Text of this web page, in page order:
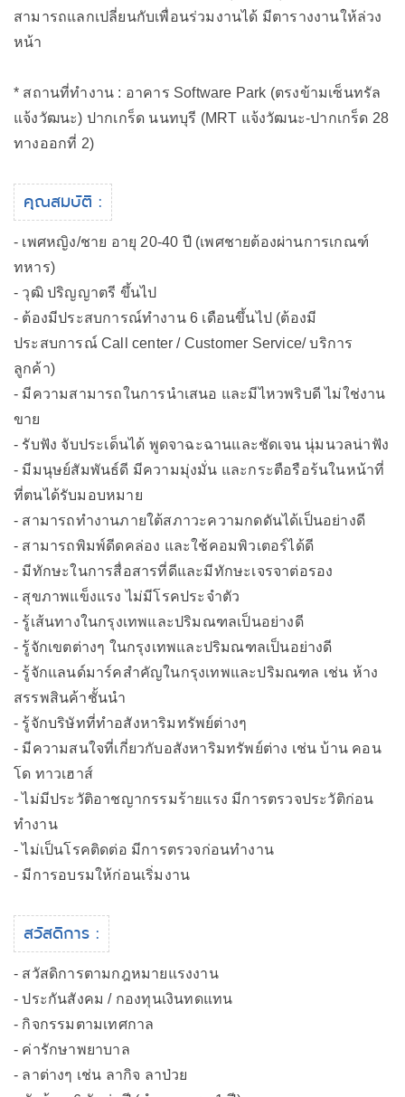
สามารถแลกเปลี่ยนกับเพื่อนร่วมงานได้ มีตารางงานให้ล่วง
หน้า
* สถานที่ทำงาน : อาคาร Software Park (ตรงข้ามเซ็นทรัล
แจ้งวัฒนะ) ปากเกร็ด นนทบุรี (MRT แจ้งวัฒนะ-ปากเกร็ด 28
ทางออกที่ 2)
คุณสมบัติ :
- เพศหญิง/ชาย อายุ 20-40 ปี (เพศชายต้องผ่านการเกณฑ์
ทหาร)
- วุฒิ ปริญญาตรี ขึ้นไป
- ต้องมีประสบการณ์ทำงาน 6 เดือนขึ้นไป (ต้องมี
ประสบการณ์ Call center / Customer Service/ บริการ
ลูกค้า)
- มีความสามารถในการนำเสนอ และมีไหวพริบดี ไม่ใช่งาน
ขาย
- รับฟัง จับประเด็นได้ พูดจาฉะฉานและชัดเจน นุ่มนวลน่าฟัง
- มีมนุษย์สัมพันธ์ดี มีความมุ่งมั่น และกระตือรือร้นในหน้าที่
ที่ตนได้รับมอบหมาย
- สามารถทำงานภายใต้สภาวะความกดดันได้เป็นอย่างดี
- สามารถพิมพ์ดีดคล่อง และใช้คอมพิวเตอร์ได้ดี
- มีทักษะในการสื่อสารที่ดีและมีทักษะเจรจาต่อรอง
- สุขภาพแข็งแรง ไม่มีโรคประจำตัว
- รู้เส้นทางในกรุงเทพและปริมณฑลเป็นอย่างดี
- รู้จักเขตต่างๆ ในกรุงเทพและปริมณฑลเป็นอย่างดี
- รู้จักแลนด์มาร์คสำคัญในกรุงเทพและปริมณฑล เช่น ห้าง
สรรพสินค้าชั้นนำ
- รู้จักบริษัทที่ทำอสังหาริมทรัพย์ต่างๆ
- มีความสนใจที่เกี่ยวกับอสังหาริมทรัพย์ต่าง เช่น บ้าน คอน
โด ทาวเฮาส์
- ไม่มีประวัติอาชญากรรมร้ายแรง มีการตรวจประวัติก่อน
ทำงาน
- ไม่เป็นโรคติดต่อ มีการตรวจก่อนทำงาน
- มีการอบรมให้ก่อนเริ่มงาน
สวัสดิการ :
- สวัสดิการตามกฎหมายแรงงาน
- ประกันสังคม / กองทุนเงินทดแทน
- กิจกรรมตามเทศกาล
- ค่ารักษาพยาบาล
- ลาต่างๆ เช่น ลากิจ ลาป่วย